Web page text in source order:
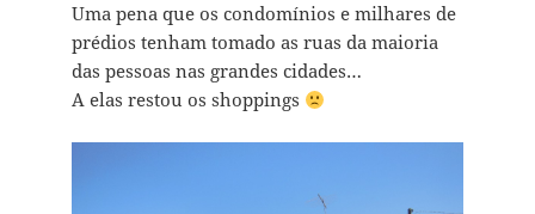
Uma pena que os condomínios e milhares de
prédios tenham tomado as ruas da maioria
das pessoas nas grandes cidades…
A elas restou os shoppings